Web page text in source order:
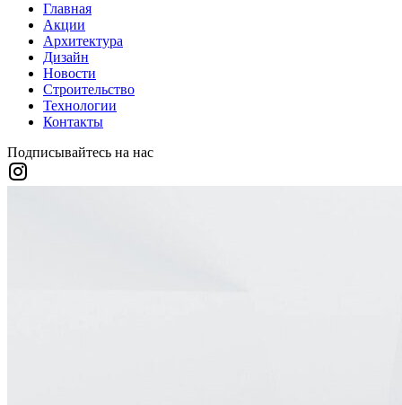
Главная
Акции
Архитектура
Дизайн
Новости
Строительство
Технологии
Контакты
Подписывайтесь на нас